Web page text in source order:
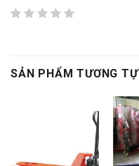
SẢN PHẨM TƯƠNG TỰ